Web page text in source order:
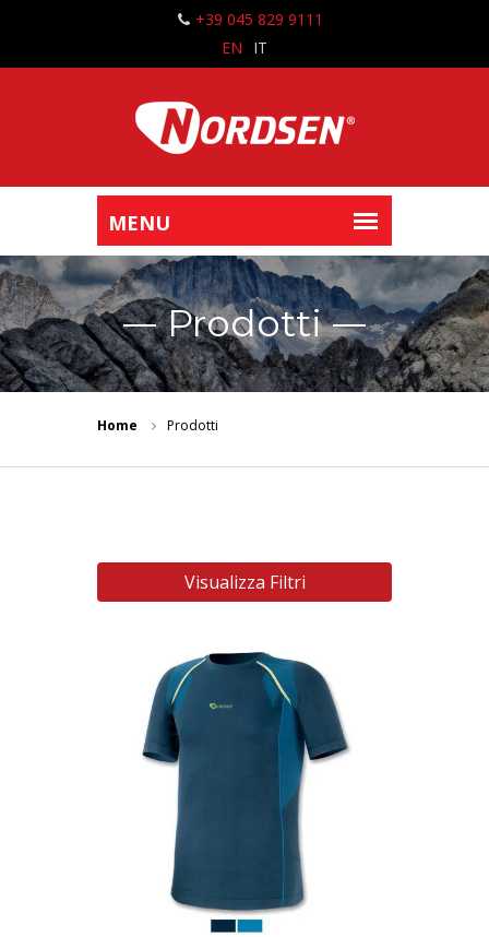
+39 045 829 9111
EN
IT
Prodotti
Home Prodotti
Visualizza Filtri